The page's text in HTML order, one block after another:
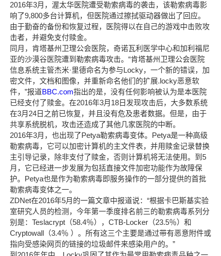
2016年3月，渥太华医院遭受勒索病毒的袭击，该勒索病毒影
响了9,800多台计算机，但医院通过擦拭驱动器做出了回应。
由于勤奋的备份和恢复过程，医院得以在自己的游戏中击败攻
击者，并避免支付赎金。
同月，肯塔基州卫理公会医院，奇诺瓦利医学中心和加利福尼
亚的沙漠谷医院遭到勒索病毒攻击。“肯塔基州卫理公会医院
信息系统主管杰米·里德命名为参与Locky，一个新的错误，加
密文件，文档和图像，并重新命名他们的扩展.locky恶意软
件，”报道BBC.com指出的是，没有任何影响被认为是本医院
已经支付了赎金。在2016年3月18日发现攻击后，大多数系统
在3月24日之前已恢复，并且没有危及患者数据。但是，由于
共享系统脱机，攻击还造成了其他几家医院的中断。
2016年3月，也出现了Petya勒索病毒变体。Petya是一种高级
勒索病毒，它可以加密计算机的主文件表，并用赎金记录替换
主引导记录，除非支付了赎金，否则计算机将无法使用。到5
月，它已经进一步发展为包括直接文件加密功能作为故障保
护。Petya也是作为勒索病毒即服务操作的一部分提供的首批
勒索病毒变体之一。
ZDNet在2016年5月的一篇文章中报道说：“根据卡巴斯基实验
室研究人员的检测，今年第一季度排名前三的勒索病毒系列分
别是：Teslacrypt（58.4％），CTB-Locker（23.5％）和
Cryptowall（3.4％ ）。所有这三个主要是通过带有恶意附件或
指向受感染网页的链接的垃圾邮件来感染用户的。”